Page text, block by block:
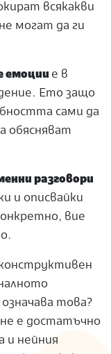
всякакви
могат да ги
емоции е в
Ето защо
сами да
обясняват
разговори
и описвайки
вие
това?
не е достатъчно
и нейния